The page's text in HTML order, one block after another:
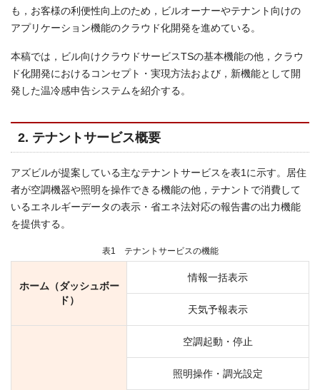
も，お客様の利便性向上のため，ビルオーナーやテナント向けの
アプリケーション機能のクラウド化開発を進めている。
本稿では，ビル向けクラウドサービスTSの基本機能の他，クラウ
ド化開発におけるコンセプト・実現方法および，新機能として開
発した温冷感申告システムを紹介する。
2. テナントサービス概要
アズビルが提案している主なテナントサービスを表1に示す。居住
者が空調機器や照明を操作できる機能の他，テナントで消費して
いるエネルギーデータの表示・省エネ法対応の報告書の出力機能
を提供する。
表1 テナントサービスの機能
ホーム（ダッシュボー
ド）
情報一括表示
天気予報表示
空調起動・停止
照明操作・調光設定